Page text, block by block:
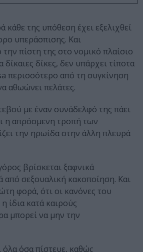
κάθε της υπόθεση έχει εξελιχθεί
υπεράσπισης. Και
πίστη της στο νομικό πλαίσιο
δίκαιες δίκες, δεν υπάρχει τίποτα
περισσότερο από τη συγκίνηση
αθωώνει πελάτες.
με έναν συνάδελφό της πάει
η απρόσμενη τροπή των
την ηρωίδα στην άλλη πλευρά
βρίσκεται ξαφνικά
από σεξουαλική κακοποίηση. Και
φορά, ότι οι κανόνες του
ίδια κατά καιρούς
μπορεί να μην την
όσα πίστευε, καθώς